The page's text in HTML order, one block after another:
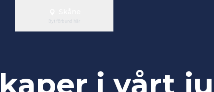
Byt förbund här
i vårt